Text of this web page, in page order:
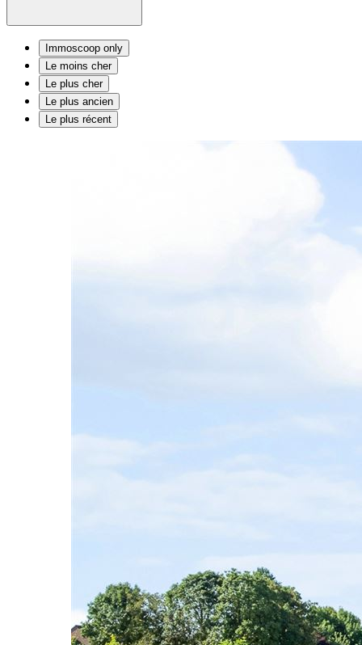
Immoscoop only
Le moins cher
Le plus cher
Le plus ancien
Le plus récent